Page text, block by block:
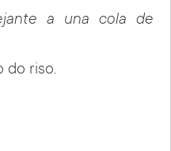
a una cola de
do riso.